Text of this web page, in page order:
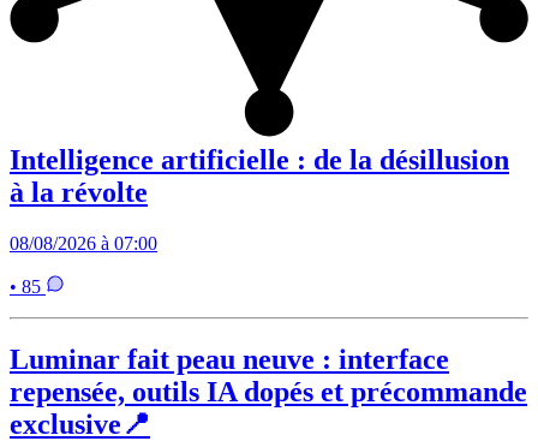
Intelligence artificielle : de la désillusion
à la révolte
08/08/2026 à 07:00
• 85
Luminar fait peau neuve : interface
repensée, outils IA dopés et précommande
exclusive📍